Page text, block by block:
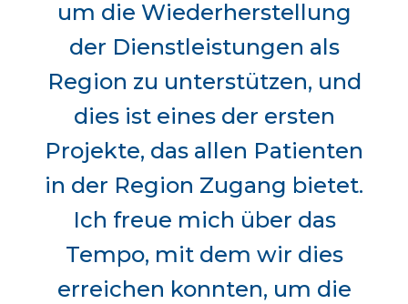
um die Wiederherstellung
der Dienstleistungen als
Region zu unterstützen, und
dies ist eines der ersten
Projekte, das allen Patienten
in der Region Zugang bietet.
Ich freue mich über das
Tempo, mit dem wir dies
erreichen konnten, um die